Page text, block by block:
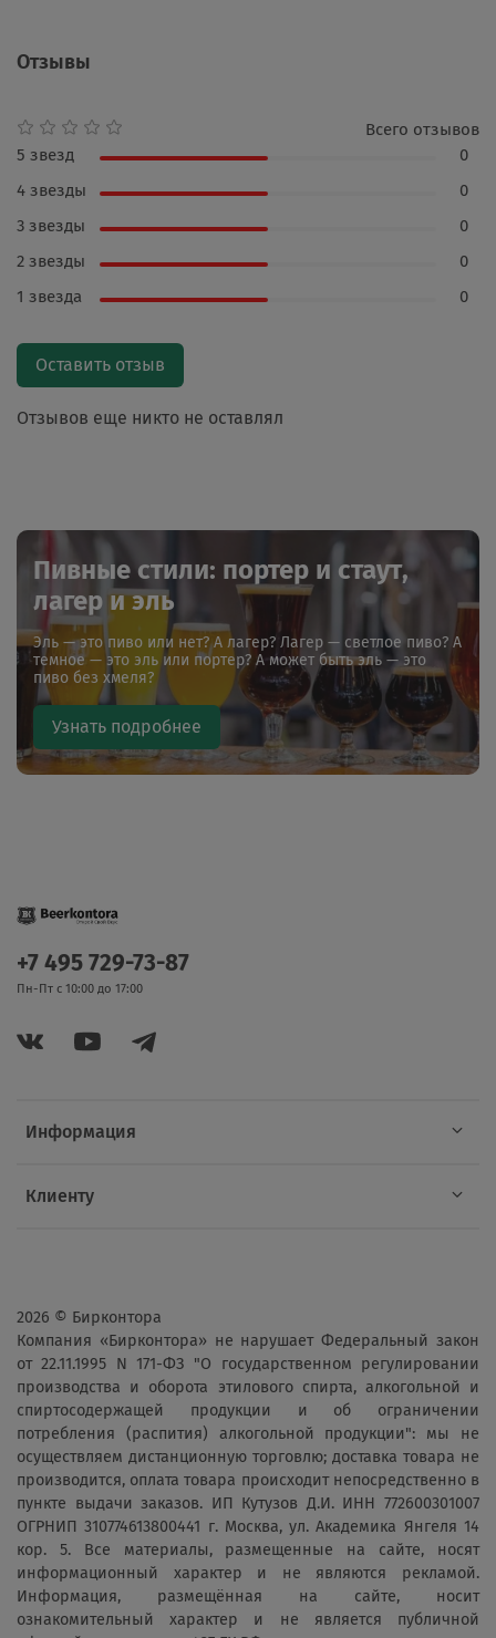
Отзывы
Отзывов еще никто не оставлял
Всего отзывов
5 звезд
0
4 звезды
0
3 звезды
0
2 звезды
0
1 звезда
0
Оставить отзыв
Пивные стили: портер и стаут,
лагер и эль
Эль — это пиво или нет? А лагер? Лагер — светлое пиво? А
темное — это эль или портер? А может быть эль — это
пиво без хмеля?
Узнать подробнее
Информация
Клиенту
+7 495 729-73-87
Пн-Пт с 10:00 до 17:00
2026 © Бирконтора
Компания «Бирконтора» не нарушает Федеральный закон
от 22.11.1995 N 171-ФЗ "О государственном регулировании
производства и оборота этилового спирта, алкогольной и
спиртосодержащей продукции и об ограничении
потребления (распития) алкогольной продукции": мы не
осуществляем дистанционную торговлю; доставка товара не
производится, оплата товара происходит непосредственно в
пункте выдачи заказов. ИП Кутузов Д.И. ИНН 772600301007
ОГРНИП 310774613800441 г. Москва, ул. Академика Янгеля 14
кор. 5. Все материалы, размещенные на сайте, носят
информационный характер и не являются рекламой.
Информация, размещённая на сайте, носит
ознакомительный характер и не является публичной